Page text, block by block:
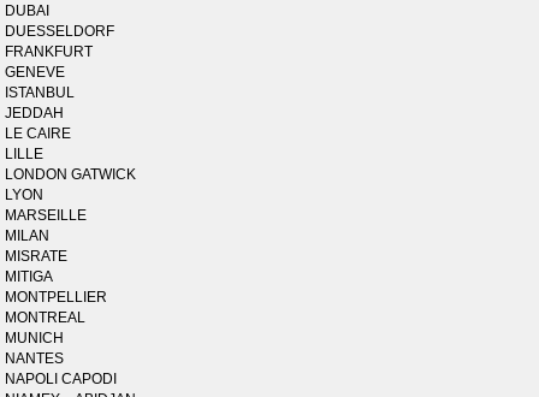
DUBAI
DUESSELDORF
FRANKFURT
GENEVE
ISTANBUL
JEDDAH
LE CAIRE
LILLE
LONDON GATWICK
LYON
MARSEILLE
MILAN
MISRATE
MITIGA
MONTPELLIER
MONTREAL
MUNICH
NANTES
NAPOLI CAPODI